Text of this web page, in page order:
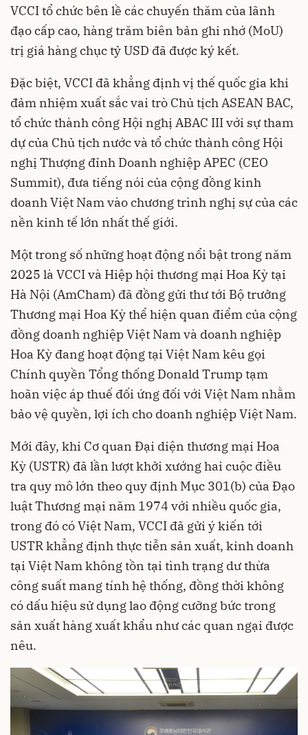
VCCI tổ chức bên lề các chuyến thăm của lãnh
đạo cấp cao, hàng trăm biên bản ghi nhớ (MoU)
trị giá hàng chục tỷ USD đã được ký kết.
Đặc biệt, VCCI đã khẳng định vị thế quốc gia khi
đảm nhiệm xuất sắc vai trò Chủ tịch ASEAN BAC,
tổ chức thành công Hội nghị ABAC III với sự tham
dự của Chủ tịch nước và tổ chức thành công Hội
nghị Thượng đỉnh Doanh nghiệp APEC (CEO
Summit), đưa tiếng nói của cộng đồng kinh
doanh Việt Nam vào chương trình nghị sự của các
nền kinh tế lớn nhất thế giới.
Một trong số những hoạt động nổi bật trong năm
2025 là VCCI và Hiệp hội thương mại Hoa Kỳ tại
Hà Nội (AmCham) đã đồng gửi thư tới Bộ trưởng
Thương mại Hoa Kỳ thể hiện quan điểm của cộng
đồng doanh nghiệp Việt Nam và doanh nghiệp
Hoa Kỳ đang hoạt động tại Việt Nam kêu gọi
Chính quyền Tổng thống Donald Trump tạm
hoãn việc áp thuế đối ứng đối với Việt Nam nhằm
bảo vệ quyền, lợi ích cho doanh nghiệp Việt Nam.
Mới đây, khi Cơ quan Đại diện thương mại Hoa
Kỳ (USTR) đã lần lượt khởi xướng hai cuộc điều
tra quy mô lớn theo quy định Mục 301(b) của Đạo
luật Thương mại năm 1974 với nhiều quốc gia,
trong đó có Việt Nam, VCCI đã gửi ý kiến tới
USTR khẳng định thực tiễn sản xuất, kinh doanh
tại Việt Nam không tồn tại tình trạng dư thừa
công suất mang tính hệ thống, đồng thời không
có dấu hiệu sử dụng lao động cưỡng bức trong
sản xuất hàng xuất khẩu như các quan ngại được
nêu.